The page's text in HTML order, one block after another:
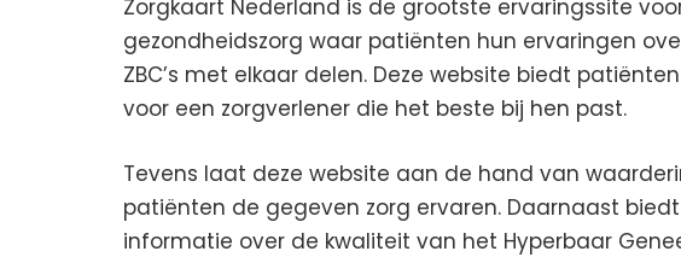
Zorgkaart Nederland is de grootste ervaringssite
gezondheidszorg waar patiënten hun ervaringen
ZBC’s met elkaar delen. Deze website biedt
voor een zorgverlener die het beste bij hen past.
Tevens laat deze website aan de hand van
patiënten de gegeven zorg ervaren. Daarnaast
informatie over de kwaliteit van het Hyperbaar